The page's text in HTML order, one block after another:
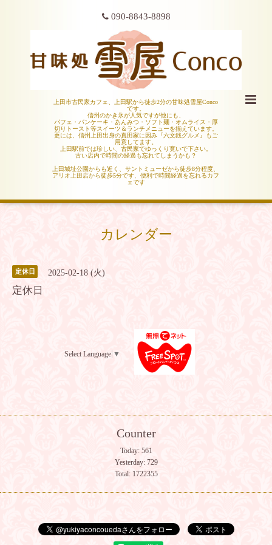
090-8843-8898
上田市古民家カフェ、上田駅から徒歩2分の甘味処雪屋Conco
です。
信州のかき氷が人気ですが他にも、
パフェ・パンケーキ・あんみつ・ソフト麺・オムライス・厚
切りトースト等スイーツ＆ランチメニューを揃えています。
更には、信州上田出身の真田家に因み『六文銭グルメ』もご
用意してます。
上田駅前では珍しい、古民家でゆっくり寛いで下さい。
古い店内で時間の経過も忘れてしまうかも？
上田城址公園からも近く、サントミューゼから徒歩8分程度、
アリオ上田店から徒歩5分です、便利で時間経過を忘れるカフ
ェです
カレンダー
定休日 2025-02-18 (火)
定休日
Select Language ▼
Counter
Today: 561
Yesterday: 729
Total: 1722355